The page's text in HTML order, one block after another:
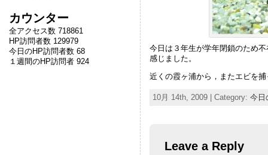
カウンター
全アクセス数 718861
HP訪問者数 129979
今日のHP訪問者数 68
１週間のHP訪問者 924
今日は３年生が学年閉鎖のため
感じました。
近くの霞ヶ浦から，またエビを
10月 14th, 2009 | Category: 今日
Leave a Reply